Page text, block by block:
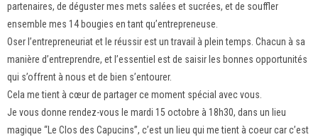
partenaires, de déguster mes mets salées et sucrées, et de souffler
ensemble mes 14 bougies en tant qu’entrepreneuse.
Oser l’entrepreneuriat et le réussir est un travail à plein temps. Chacun à sa
manière d’entreprendre, et l’essentiel est de saisir les bonnes opportunités
qui s’offrent à nous et de bien s’entourer.
Cela me tient à cœur de partager ce moment spécial avec vous.
Je vous donne rendez-vous le mardi 15 octobre à 18h30, dans un lieu
magique “Le Clos des Capucins”, c’est un lieu qui me tient à coeur car c’est